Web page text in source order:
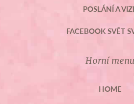
POSLÁNÍ A
FACEBOOK SVĚT
Horní menu
HOME